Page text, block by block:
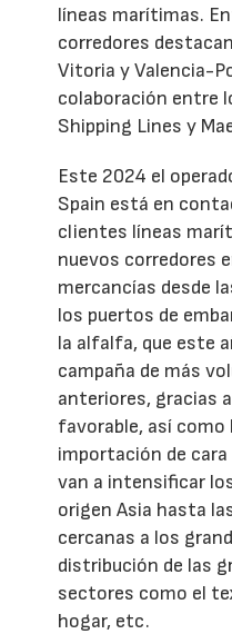
líneas marítimas.
corredores
Vitoria y Valencia-
colaboración entre
Shipping Lines y
Este 2024 el
Spain está en
clientes líneas
nuevos corredores
mercancías desde
los puertos de
la alfalfa, que este
campaña de más
anteriores, gracias
favorable, así como
importación de cara
van a intensificar
origen Asia hasta
cercanas a los
distribución de las
sectores como el
hogar, etc.